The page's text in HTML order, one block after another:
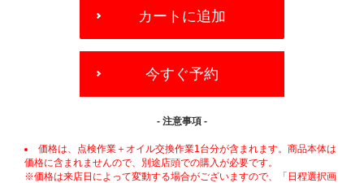
OPTIONS
カートに追加
今すぐ予約
- 注意事項 -
価格は、点検作業＋オイル交換作業1台分が含まれます。商品本体は
価格に含まれませんので、別途店頭での購入が必要です。
※価格は来店日によって変動する場合がございますので、「日程選択画